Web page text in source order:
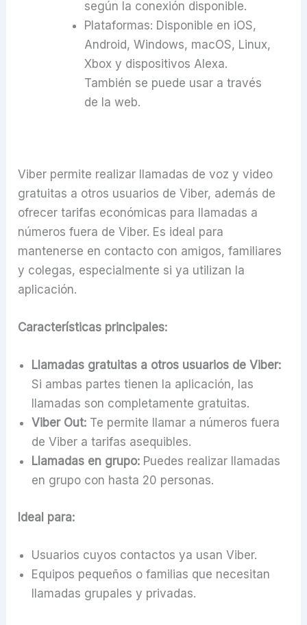
según la conexión disponible.
Plataformas: Disponible en iOS,
Android, Windows, macOS, Linux,
Xbox y dispositivos Alexa.
También se puede usar a través
de la web.
Viber permite realizar llamadas de voz y video
gratuitas a otros usuarios de Viber, además de
ofrecer tarifas económicas para llamadas a
números fuera de Viber. Es ideal para
mantenerse en contacto con amigos, familiares
y colegas, especialmente si ya utilizan la
aplicación.
Características principales:
Llamadas gratuitas a otros usuarios de Viber:
Si ambas partes tienen la aplicación, las
llamadas son completamente gratuitas.
Viber Out: Te permite llamar a números fuera
de Viber a tarifas asequibles.
Llamadas en grupo: Puedes realizar llamadas
en grupo con hasta 20 personas.
Ideal para:
Usuarios cuyos contactos ya usan Viber.
Equipos pequeños o familias que necesitan
llamadas grupales y privadas.